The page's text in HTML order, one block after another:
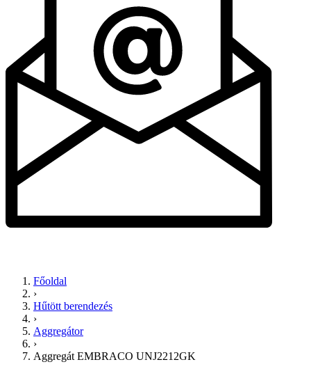
Főoldal
›
Hűtött berendezés
›
Aggregátor
›
Aggregát EMBRACO UNJ2212GK